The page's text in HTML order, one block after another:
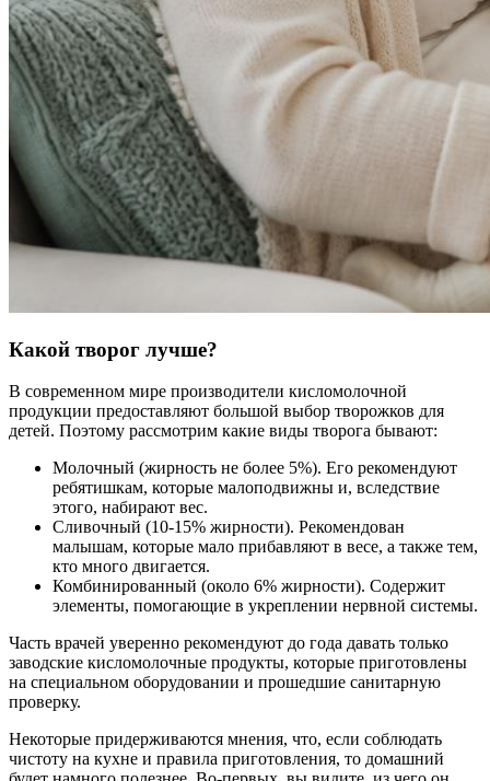
Какой творог лучше?
В современном мире производители кисломолочной
продукции предоставляют большой выбор творожков для
детей. Поэтому рассмотрим какие виды творога бывают:
Молочный (жирность не более 5%). Его рекомендуют
ребятишкам, которые малоподвижны и, вследствие
этого, набирают вес.
Сливочный (10-15% жирности). Рекомендован
малышам, которые мало прибавляют в весе, а также тем,
кто много двигается.
Комбинированный (около 6% жирности). Содержит
элементы, помогающие в укреплении нервной системы.
Часть врачей уверенно рекомендуют до года давать только
заводские кисломолочные продукты, которые приготовлены
на специальном оборудовании и прошедшие санитарную
проверку.
Некоторые придерживаются мнения, что, если соблюдать
чистоту на кухне и правила приготовления, то домашний